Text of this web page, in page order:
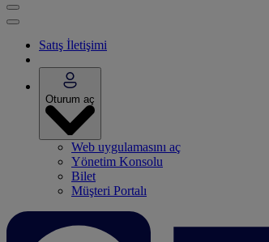
Satış İletişimi
Oturum aç
Web uygulamasını aç
Yönetim Konsolu
Bilet
Müşteri Portalı